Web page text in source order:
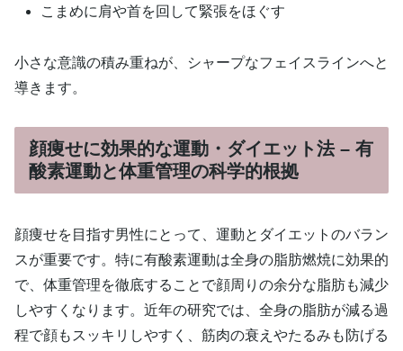
こまめに肩や首を回して緊張をほぐす
小さな意識の積み重ねが、シャープなフェイスラインへと
導きます。
顔痩せに効果的な運動・ダイエット法 – 有
酸素運動と体重管理の科学的根拠
顔痩せを目指す男性にとって、運動とダイエットのバラン
スが重要です。特に有酸素運動は全身の脂肪燃焼に効果的
で、体重管理を徹底することで顔周りの余分な脂肪も減少
しやすくなります。近年の研究では、全身の脂肪が減る過
程で顔もスッキリしやすく、筋肉の衰えやたるみも防げる